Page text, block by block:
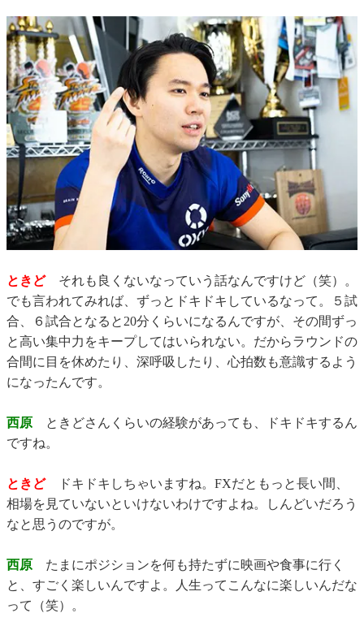
ときどそれも良くないなっていう話なんですけど（笑）。
でも言われてみれば、ずっとドキドキしているなって。５試
合、６試合となると20分くらいになるんですが、その間ずっ
と高い集中力をキープしてはいられない。だからラウンドの
合間に目を休めたり、深呼吸したり、心拍数も意識するよう
になったんです。
西原 ときどさんくらいの経験があっても、ドキドキするん
ですね。
ときどドキドキしちゃいますね。FXだともっと長い間、
相場を見ていないといけないわけですよね。しんどいだろう
なと思うのですが。
西原 たまにポジションを何も持たずに映画や食事に行く
と、すごく楽しいんですよ。人生ってこんなに楽しいんだな
って（笑）。